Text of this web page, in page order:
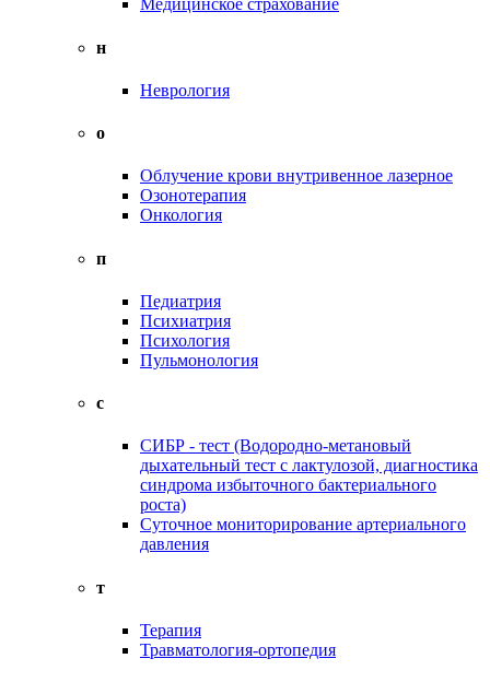
Медицинское страхование
н
Неврология
о
Облучение крови внутривенное лазерное
Озонотерапия
Онкология
п
Педиатрия
Психиатрия
Психология
Пульмонология
с
СИБР - тест (Водородно-метановый
дыхательный тест с лактулозой, диагностика
синдрома избыточного бактериального
роста)
Суточное мониторирование артериального
давления
т
Терапия
Травматология-ортопедия